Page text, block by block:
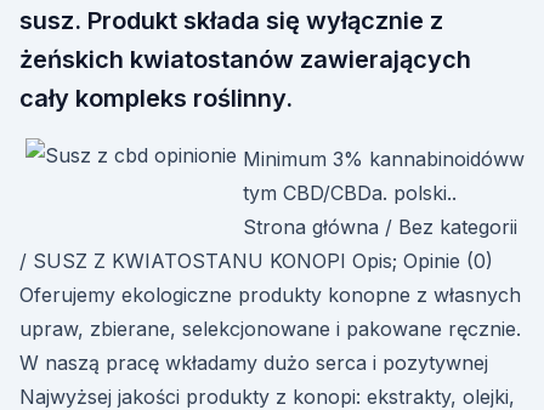
susz. Produkt składa się wyłącznie z
żeńskich kwiatostanów zawierających
cały kompleks roślinny.
Minimum 3% kannabinoidóww
tym CBD/CBDa. polski..
Strona główna / Bez kategorii
/ SUSZ Z KWIATOSTANU KONOPI Opis; Opinie (0)
Oferujemy ekologiczne produkty konopne z własnych
upraw, zbierane, selekcjonowane i pakowane ręcznie.
W naszą pracę wkładamy dużo serca i pozytywnej
Najwyżsej jakości produkty z konopi: ekstrakty, olejki,